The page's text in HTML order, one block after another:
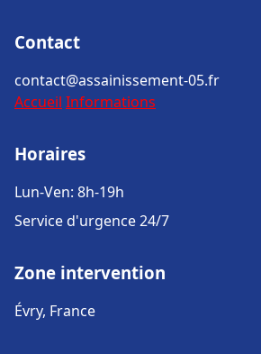
Contact
contact@assainissement-05.fr
Accueil Informations
Horaires
Lun-Ven: 8h-19h
Service d'urgence 24/7
Zone intervention
Évry, France